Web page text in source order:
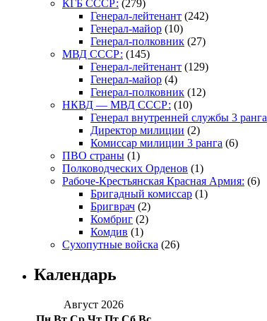
КГБ СССР: (279)
Генерал-лейтенант (242)
Генерал-майор (10)
Генерал-полковник (27)
МВД СССР: (145)
Генерал-лейтенант (129)
Генерал-майор (4)
Генерал-полковник (12)
НКВД — МВД СССР: (10)
Генерал внутренней службы 3 ранга
Директор милиции (2)
Комиссар милиции 3 ранга (6)
ПВО страны (1)
Полководческих Орденов (1)
Рабоче-Крестьянская Красная Армия: (6)
Бригадный комиссар (1)
Бригврач (2)
Комбриг (2)
Комдив (1)
Сухопутные войска (26)
Календарь
Август 2026